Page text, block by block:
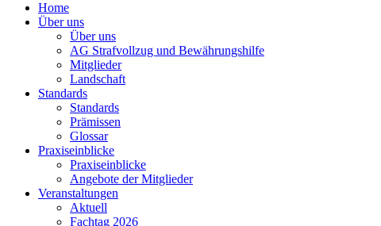
Home
Über uns
Über uns
AG Strafvollzug und Bewährungshilfe
Mitglieder
Landschaft
Standards
Standards
Prämissen
Glossar
Praxiseinblicke
Praxiseinblicke
Angebote der Mitglieder
Veranstaltungen
Aktuell
Fachtag 2026